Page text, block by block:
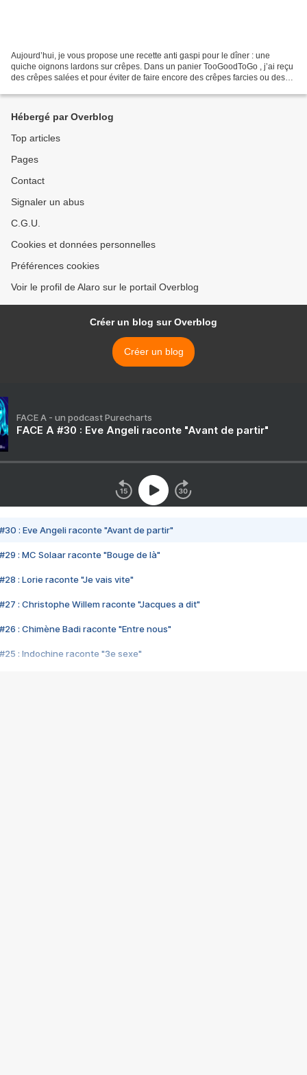
Aujourd’hui, je vous propose une recette anti gaspi pour le dîner : une
quiche oignons lardons sur crêpes. Dans un panier TooGoodToGo , j’ai reçu
des crêpes salées et pour éviter de faire encore des crêpes farcies ou des
Hébergé par Overblog
Top articles
Pages
Contact
Signaler un abus
C.G.U.
Cookies et données personnelles
Préférences cookies
Voir le profil de Alaro sur le portail Overblog
Créer un blog sur Overblog
Créer un blog
FACE A - un podcast Purecharts
FACE A #30 : Eve Angeli raconte "Avant de partir"
#30 : Eve Angeli raconte "Avant de partir"
#29 : MC Solaar raconte "Bouge de là"
#28 : Lorie raconte "Je vais vite"
#27 : Christophe Willem raconte "Jacques a dit"
#26 : Chimène Badi raconte "Entre nous"
#25 : Indochine raconte "3e sexe"